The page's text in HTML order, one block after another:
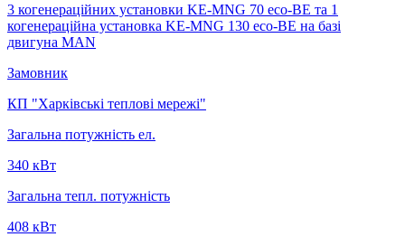
3 когенерацiйних установки KE-MNG 70 eco-BE та 1
когенерацiйна установка KE-MNG 130 eco-BE на базi
двигуна MAN
Замовник
КП "Харківські теплові мережі"
Загальна потужність ел.
340 кВт
Загальна тепл. потужність
408 кВт